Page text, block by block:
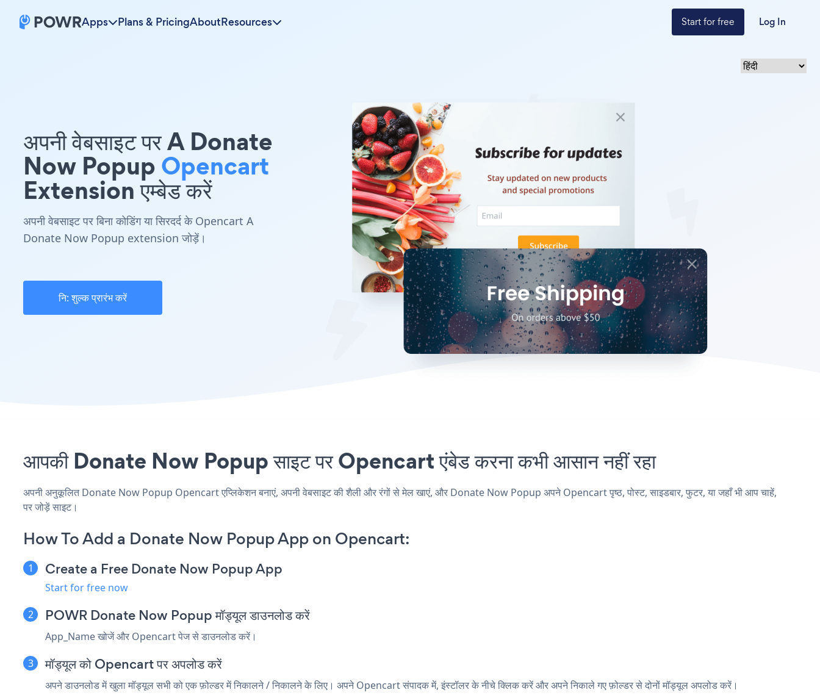
Apps Plans & PricingAboutResources Start for free Log In
अपनी वेबसाइट पर A Donate
Now PopupOpencart
Extension एम्बेड करें
अपनी वेबसाइट पर बिना कोडिंग या सिरदर्द के Opencart A
Donate Now Popup extension जोड़ें।
नि: शुल्क प्रारंभ करें
आपकी Donate Now Popup साइट पर Opencart एंबेड करना कभी आसान नहीं रहा
अपनी अनुकूलित Donate Now Popup Opencart एप्लिकेशन बनाएं, अपनी वेबसाइट की शैली और रंगों से मेल खाएं, और Donate Now Popup अपने Opencart पृष्ठ, पोस्ट, साइडबार, फुटर, या जहाँ भी आप चाहें,
पर जोड़ें साइट।
How To Add a Donate Now Popup App on Opencart:
Create a Free Donate Now Popup App
Start for free now
POWR Donate Now Popup मॉड्यूल डाउनलोड करें
App_Name खोजें और Opencart पेज से डाउनलोड करें।
मॉड्यूल को Opencart पर अपलोड करें
अपने डाउनलोड में खुला मॉड्यूल सभी को एक फ़ोल्डर में निकालने / निकालने के लिए। अपने Opencart संपादक में, इंस्टॉलर के नीचे क्लिक करें और अपने निकाले गए फ़ोल्डर से दोनों मॉड्यूल अपलोड करें।